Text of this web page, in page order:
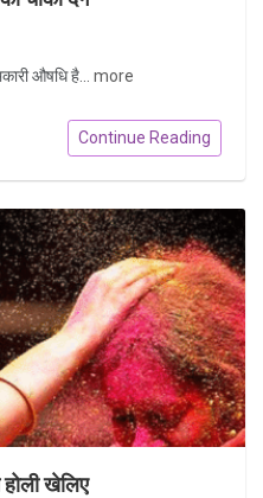
औषधि है... more
Continue Reading
खेलिए